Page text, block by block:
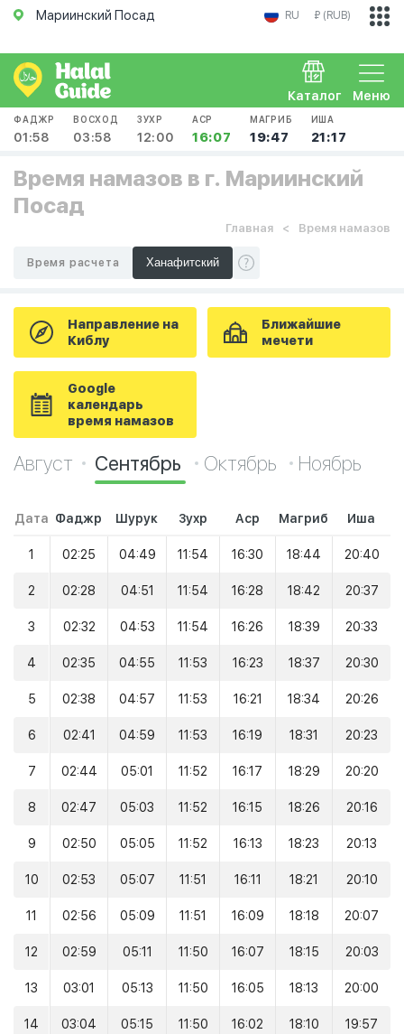
Мариинский Посад RU ₽ (RUB)
Меню
Каталог
ФАДЖР
01:58
ВОСХОД
03:58
ЗУХР
12:00
АСР
16:07
МАГРИБ
19:47
ИША
21:17
Время намазов в г. Мариинский
Посад
Главная Время намазов
Время расчета
Направление на
Киблу
Ближайшие
мечети
Google
календарь
время намазов
Август Сентябрь Октябрь Ноябрь
Дата Фаджр Шурук Зухр Аср Магриб Иша
1 02:25 04:49 11:54 16:30 18:44 20:40
2 02:28 04:51 11:54 16:28 18:42 20:37
3 02:32 04:53 11:54 16:26 18:39 20:33
4 02:35 04:55 11:53 16:23 18:37 20:30
5 02:38 04:57 11:53 16:21 18:34 20:26
6 02:41 04:59 11:53 16:19 18:31 20:23
7 02:44 05:01 11:52 16:17 18:29 20:20
8 02:47 05:03 11:52 16:15 18:26 20:16
9 02:50 05:05 11:52 16:13 18:23 20:13
10 02:53 05:07 11:51 16:11 18:21 20:10
11 02:56 05:09 11:51 16:09 18:18 20:07
12 02:59 05:11 11:50 16:07 18:15 20:03
13 03:01 05:13 11:50 16:05 18:13 20:00
14 03:04 05:15 11:50 16:02 18:10 19:57